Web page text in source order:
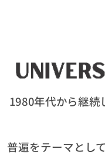
1980年代から継続
普遍をテーマとして